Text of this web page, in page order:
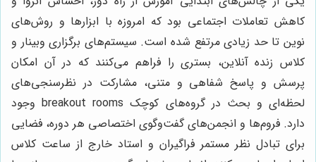
کاهش تعاملات اجتماعی بود که امروزه با ابزارها و روش‌های
نوین تا حد زیادی مرتفع شده است. سیستم‌های برگزاری وبینار و
کلاس زنده آنلاین، بستری را فراهم می‌کنند که در آن امکان
پرسش و پاسخ شفاهی و متنی، مشارکت در نظرسنجی‌های
لحظه‌ای و بحث در گروه‌های کوچک breakout rooms وجود
دارد. فروم‌ها و انجمن‌های گفت‌وگوی اختصاصی هر دوره، فضایی
برای تبادل نظر مستمر فراگیران و استاد خارج از ساعت کلاس